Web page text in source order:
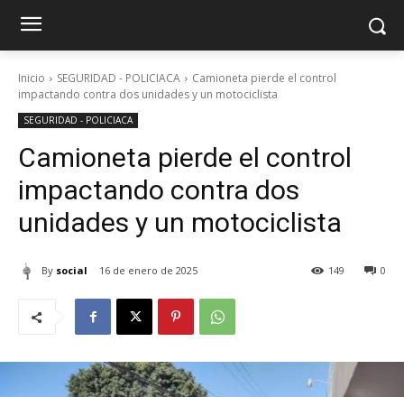
Inicio SEGURIDAD - POLICIACA
Camioneta pierde el control
impactando contra dos unidades y un motociclista
SEGURIDAD - POLICIACA
Camioneta pierde el control
impactando contra dos
unidades y un motociclista
By social 16 de enero de 2025 0
149